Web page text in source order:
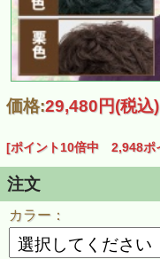
価格:29,480円(税込)
[ポイント10倍中 2,948ポ
注文
カラー：